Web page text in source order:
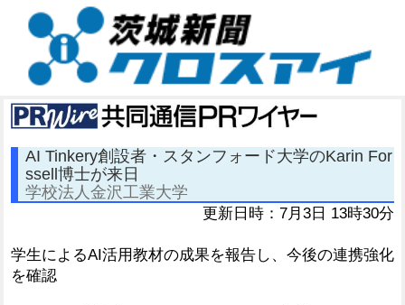
AI Tinkery創設者・スタンフォード大学のKarin For
ssell博士が来日
学校法人金沢工業大学
更新日時：7月3日 13時30分
学生によるAI活用教材の成果を報告し、今後の連携強化
を確認